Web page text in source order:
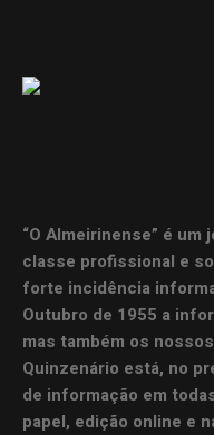
“O Almeirinense” é
classe profissional e
forte incidência
Outubro de 1955 a
mas também os
Quinzenário está, no
de informação em
papel, edição online e